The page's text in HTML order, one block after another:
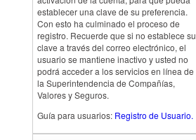
establecer una clave de su preferencia.
Con esto ha culminado el proceso de
registro. Recuerde que si no establece su
clave a través del correo electrónico, el
usuario se mantiene inactivo y usted no
podrá acceder a los servicios en línea de
la Superintendencia de Compañías,
Valores y Seguros.
Guía para usuarios: Registro de Usuario.